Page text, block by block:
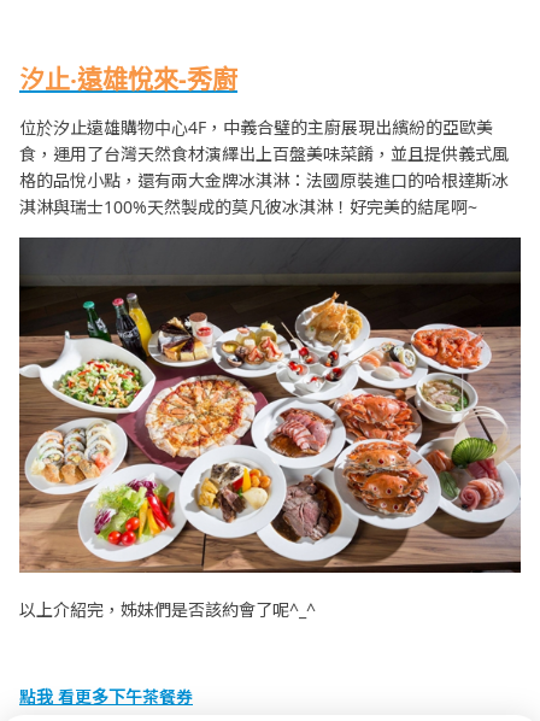
汐止‧遠雄悅來-秀廚
位於汐止遠雄購物中心4F，中義合璧的主廚展現出繽紛的亞歐美
食，運用了台灣天然食材演繹出上百盤美味菜餚，並且提供義式風
格的品悅小點，還有兩大金牌冰淇淋：法國原裝進口的哈根達斯冰
淇淋與瑞士100%天然製成的莫凡彼冰淇淋！好完美的結尾啊~
以上介紹完，姊妹們是否該約會了呢^_^
點我 看更多下午茶餐券